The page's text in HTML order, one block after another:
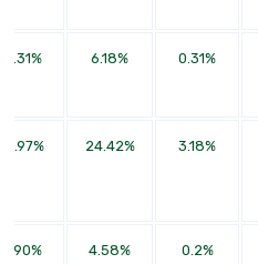
0.31%
6.18%
19.31%
3.18%
24.42%
0.2%
4.58%
11.90%